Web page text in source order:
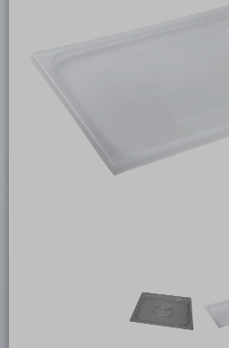
Salamandry
Drop In - Monoblok
Bufety, drop-in, vitríny,
vodní lázně
REDFOX 900